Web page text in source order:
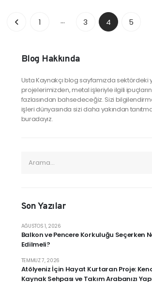
1 … 3 4 5
Blog Hakkında
Usta Kaynakçı blog sayfamızda sektördeki
projelerimizden, metal işleriyle ilgili
fazlasından bahsedeceğiz. Sizi
işleri dünyasında sizi daha yakından
buradayız.
Son Yazılar
Balkon ve Pencere Korkuluğu Seçerken
Edilmeli?
AĞUSTOS 1, 2026
Atölyeniz İçin Hayat Kurtaran Proje:
Kaynak Sehpası ve Takım Arabanızı
TEMMUZ 7, 2026